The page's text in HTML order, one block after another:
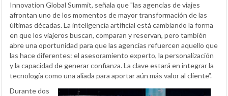
Innovation Global Summit, señala que "las agencias de viajes
afrontan uno de los momentos de mayor transformación de las
últimas décadas. La inteligencia artificial está cambiando la forma
en que los viajeros buscan, comparan y reservan, pero también
abre una oportunidad para que las agencias refuercen aquello que
las hace diferentes: el asesoramiento experto, la personalización
y la capacidad de generar confianza. La clave estará en integrar la
tecnología como una aliada para aportar aún más valor al cliente”.
Durante dos